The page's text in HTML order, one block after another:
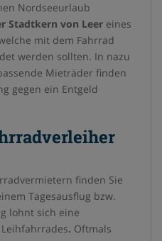
Nordseeurlaub
Stadtkern von Leer eines
mit dem Fahrrad
werden sollten. In nazu
Mieträder finden
gegen ein Entgeld
finden Sie
Tagesausflug bzw.
lohnt sich eine
. Oftmals